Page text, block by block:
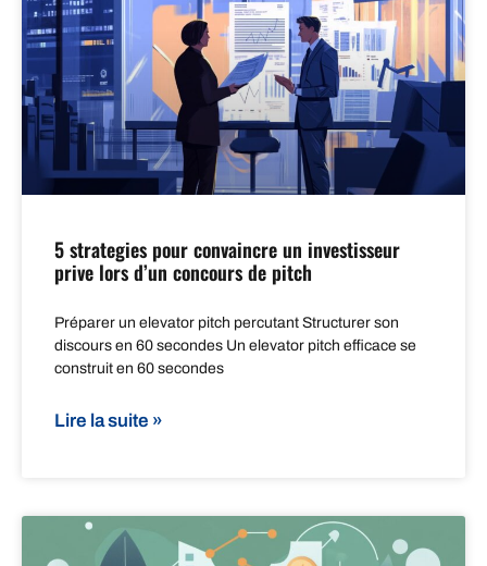
5 strategies pour convaincre un investisseur
prive lors d’un concours de pitch
Préparer un elevator pitch percutant Structurer son
discours en 60 secondes Un elevator pitch efficace se
construit en 60 secondes
Lire la suite »